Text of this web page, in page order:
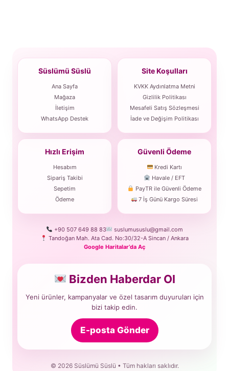
Süslümü Süslü
Ana Sayfa
Mağaza
İletişim
WhatsApp Destek
Site Koşulları
KVKK Aydınlatma Metni
Gizlilik Politikası
Mesafeli Satış Sözleşmesi
İade ve Değişim Politikası
Hızlı Erişim
Hesabım
Sipariş Takibi
Sepetim
Ödeme
Güvenli Ödeme
Kredi Kartı
Havale / EFT
PayTR ile Güvenli Ödeme
7 İş Günü Kargo Süresi
+90 507 649 88 83
suslumususlu@gmail.com
Tandoğan Mah. Ata Cad. No:30/32-A Sincan / Ankara
Google Haritalar’da Aç
Bizden Haberdar Ol
Yeni ürünler, kampanyalar ve özel tasarım duyuruları için
bizi takip edin.
E-posta Gönder
© 2026 Süslümü Süslü • Tüm hakları saklıdır.